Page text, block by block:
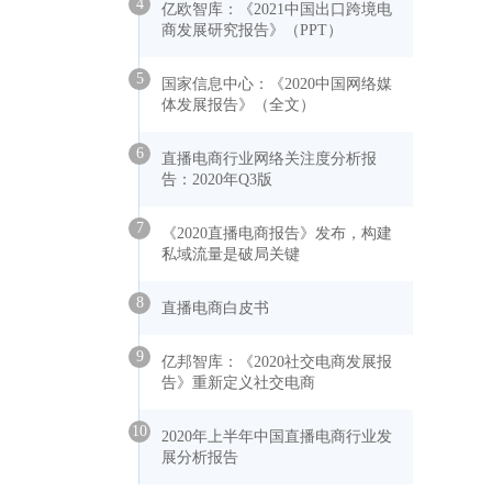
4
亿欧智库：《2021中国出口跨境电
商发展研究报告》（PPT）
5
国家信息中心：《2020中国网络媒
体发展报告》（全文）
6
直播电商行业网络关注度分析报
告：2020年Q3版
7
《2020直播电商报告》发布，构建
私域流量是破局关键
8 直播电商白皮书
9
亿邦智库：《2020社交电商发展报
告》重新定义社交电商
10
2020年上半年中国直播电商行业发
展分析报告